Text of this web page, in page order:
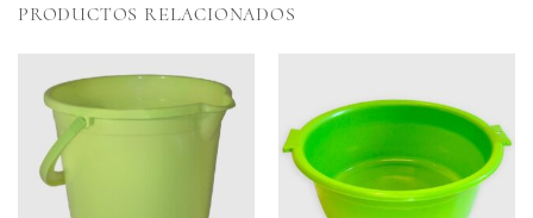
PRODUCTOS RELACIONADOS